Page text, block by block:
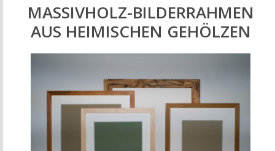
MASSIVHOLZ-BILDERRAHMEN
AUS HEIMISCHEN GEHÖLZEN